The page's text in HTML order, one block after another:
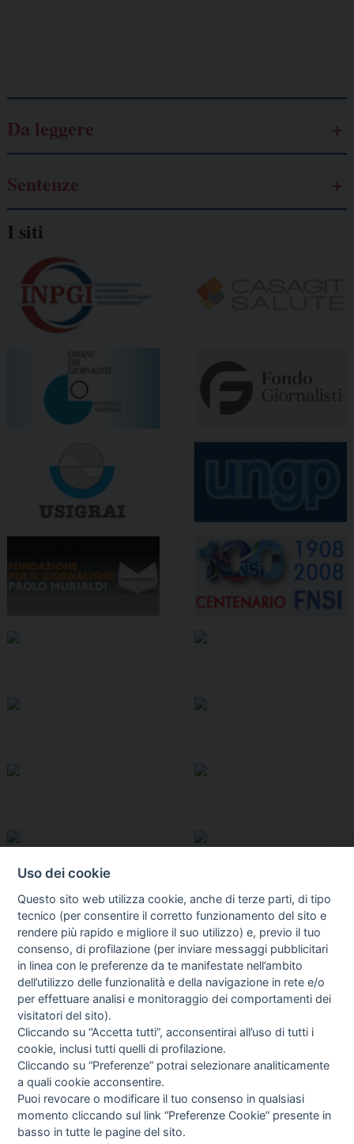
Da leggere
Sentenze
I siti
I libri Vedi tutti
Uso dei cookie
Questo sito web utilizza cookie, anche di terze parti, di tipo
tecnico (per consentire il corretto funzionamento del sito e
rendere più rapido e migliore il suo utilizzo) e, previo il tuo
consenso, di profilazione (per inviare messaggi pubblicitari
in linea con le preferenze da te manifestate nell’ambito
dell’utilizzo delle funzionalità e della navigazione in rete e/o
per effettuare analisi e monitoraggio dei comportamenti dei
visitatori del sito).
Cliccando su “Accetta tutti”, acconsentirai all’uso di tutti i
cookie, inclusi tutti quelli di profilazione.
Cliccando su “Preferenze” potrai selezionare analiticamente
a quali cookie acconsentire.
Puoi revocare o modificare il tuo consenso in qualsiasi
momento cliccando sul link “Preferenze Cookie” presente in
basso in tutte le pagine del sito.